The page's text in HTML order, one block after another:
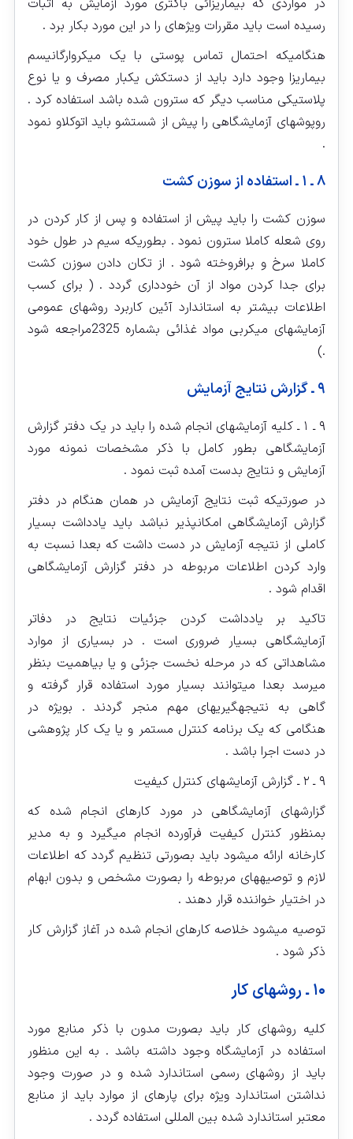
در مواردی که بیماریزائی باکتری مورد آزمایش به اثبات
رسیده است باید مقررات ویژه‏ای را در این مورد بکار برد .
هنگامیکه احتمال تماس پوستی با یک میکروارگانیسم
بیماریزا وجود دارد باید از دستکش یکبار مصرف و یا نوع
پلاستیکی مناسب دیگر که سترون شده باشد استفاده کرد .
روپوش‏های آزمایشگاهی را پیش از شستشو باید اتوکلاو نمود
.
۸ ـ ۱ ـ استفاده از سوزن کشت
سوزن کشت را باید پیش از استفاده و پس از کار کردن در
روی شعله کاملا سترون نمود . بطوریکه سیم در طول خود
کاملا سرخ و برافروخته شود . از تکان دادن سوزن کشت
برای جدا کردن مواد از آن خودداری گردد . ( برای کسب
اطلاعات بیشتر به استاندارد آئین کاربرد روشهای عمومی
آزمایشهای میکربی مواد غذائی بشماره 2325مراجعه شود
.)
۹ ـ گزارش نتایج آزمایش
۹ ـ ۱ ـ کلیه آزمایشهای انجام شده را باید در یک دفتر گزارش
آزمایشگاهی بطور کامل با ذکر مشخصات نمونه مورد
آزمایش و نتایج بدست آمده ثبت نمود .
در صورتیکه ثبت نتایج آزمایش در همان هنگام در دفتر
گزارش آزمایشگاهی امکان‏پذیر نباشد باید یادداشت بسیار
کاملی از نتیجه آزمایش در دست داشت که بعدا نسبت به
وارد کردن اطلاعات مربوطه در دفتر گزارش آزمایشگاهی
اقدام شود .
تاکید بر یادداشت کردن جزئیات نتایج در دفاتر
آزمایشگاهی بسیار ضروری است . در بسیاری از موارد
مشاهداتی که در مرحله نخست جزئی و یا بی‏اهمیت بنظر
می‏رسد بعدا می‏توانند بسیار مورد استفاده قرار گرفته و
گاهی به نتیجه‏گیری‏های مهم منجر گردند . بویژه در
هنگامی که یک برنامه کنترل مستمر و یا یک کار پژوهشی
در دست اجرا باشد .
۹ ـ ۲ ـ گزارش آزمایشهای کنترل کیفیت
گزارش‏های آزمایشگاهی در مورد کارهای انجام شده که
بمنظور کنترل کیفیت فرآورده انجام می‏گیرد و به مدیر
کارخانه ارائه میشود باید بصورتی تنظیم گردد که اطلاعات
لازم و توصیه‏های مربوطه را بصورت مشخص و بدون ابهام
در اختیار خواننده قرار دهند .
توصیه میشود خلاصه کارهای انجام شده در آغاز گزارش کار
ذکر شود .
۱۰ ـ روشهای کار
کلیه روشهای کار باید بصورت مدون با ذکر منابع مورد
استفاده در آزمایشگاه وجود داشته باشد . به این منظور
باید از روشهای رسمی استاندارد شده و در صورت وجود
نداشتن استاندارد ویژه برای پاره‏ای از موارد باید از منابع
معتبر استاندارد شده بین المللی استفاده گردد .